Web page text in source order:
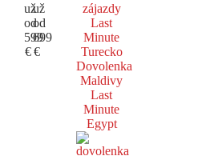
už
od
599
€
už
od
699
€
zájazdy
Last
Minute
Turecko
Dovolenka
Maldivy
Last
Minute
Egypt